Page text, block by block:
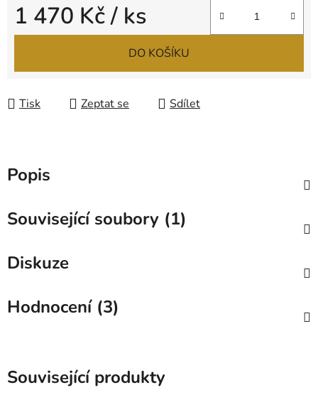
1 470 Kč/ ks
Měrná cena:
DO KOŠÍKU
Tisk Zeptat se Sdílet
Popis
Související soubory (1)
Diskuze
Hodnocení (3)
Související produkty